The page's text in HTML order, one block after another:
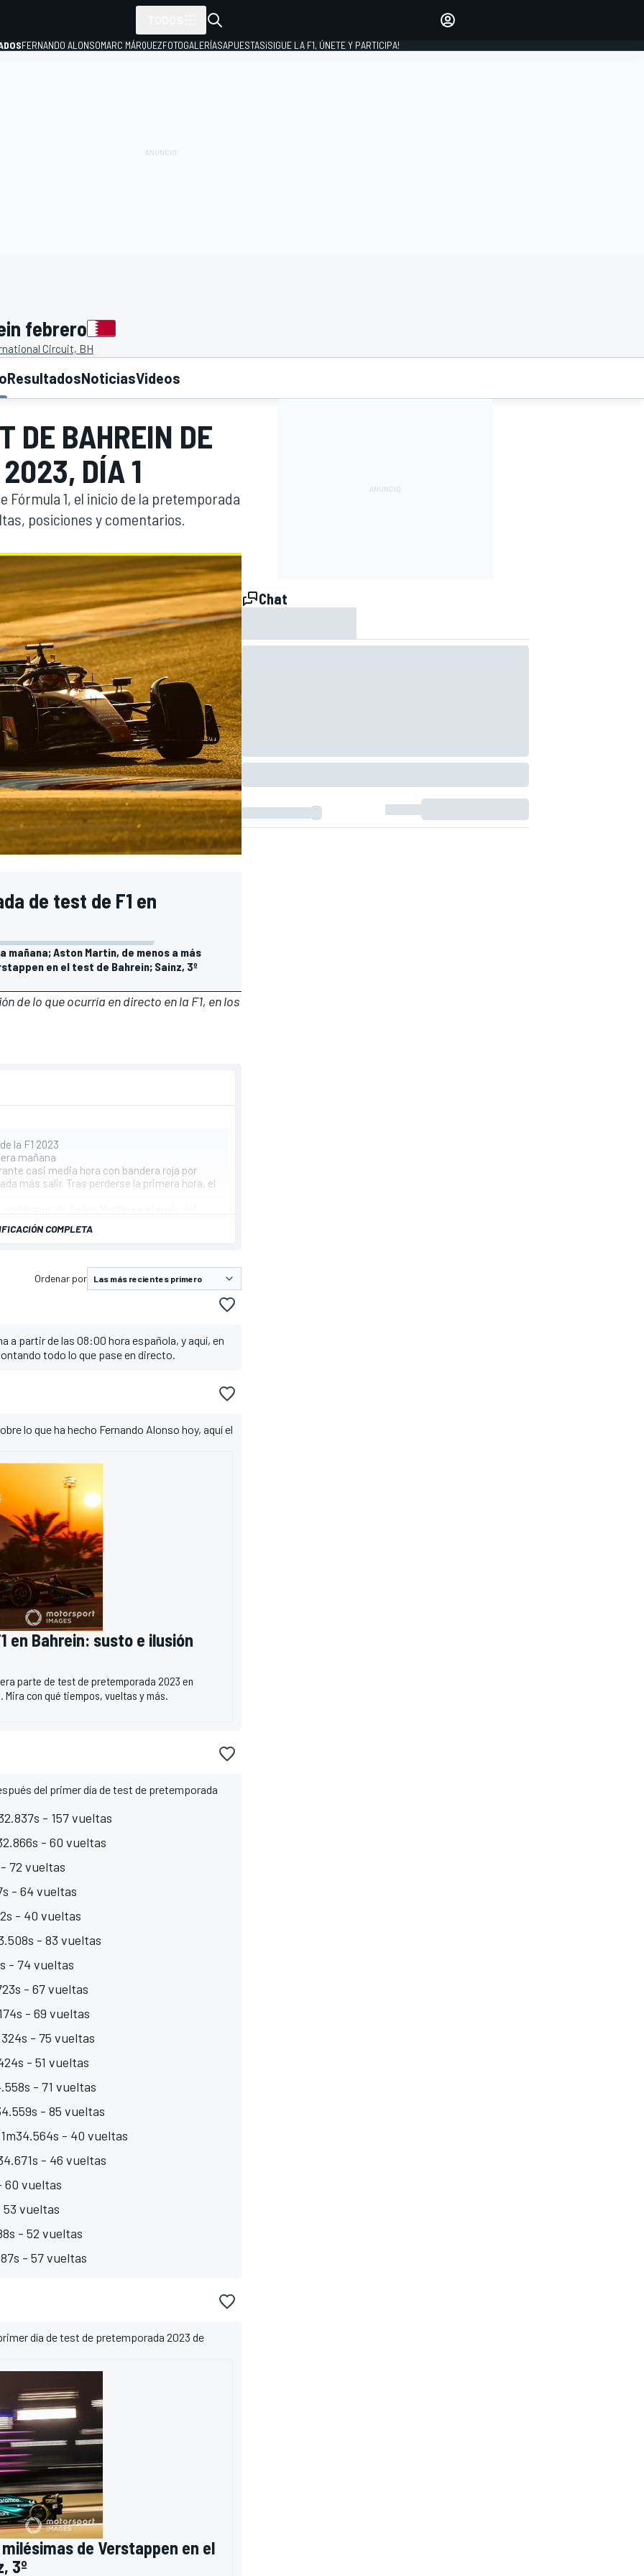
FERNANDO ALONSOMARC MÁRQUEZFOTOGALERÍASAPUESTAS¡SIGUE LA F1, ÚNETE Y PARTICIPA!
febrero
Circuit, BH
ResultadosNoticiasVideos
DE BAHREIN DE
DÍA 1
Fórmula 1, el inicio de la pretemporada
posiciones y comentarios.
de test de F1 en
mañana; Aston Martin, de menos a más
en el test de Bahrein; Sainz, 3º
de lo que ocurría en directo en la F1, en los
la F1 2023
mañana
casi media hora con bandera roja por
más salir. Tras perderse la primera hora, el
aunque Fernando Alonso se quedó a muy
vueltas
COMPLETA
Ordenar por
a partir de las 08:00 hora española, y aquí, en
todo lo que pase en directo.
lo que ha hecho Fernando Alonso hoy, aquí el
en Bahrein: susto e ilusión
parte de test de pretemporada 2023 en
Mira con qué tiempos, vueltas y más.
del primer día de test de pretemporada
- 157 vueltas
- 60 vueltas
72 vueltas
- 64 vueltas
- 40 vueltas
- 83 vueltas
- 74 vueltas
- 67 vueltas
- 69 vueltas
- 75 vueltas
- 51 vueltas
- 71 vueltas
- 85 vueltas
- 40 vueltas
- 46 vueltas
60 vueltas
53 vueltas
- 52 vueltas
- 57 vueltas
día de test de pretemporada 2023 de
de Verstappen en el
3º
Chat